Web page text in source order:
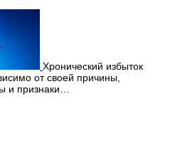
Хронический избыток
от своей причины,
и признаки…